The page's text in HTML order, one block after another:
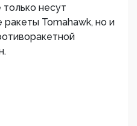
несут
Tomahawk, но и